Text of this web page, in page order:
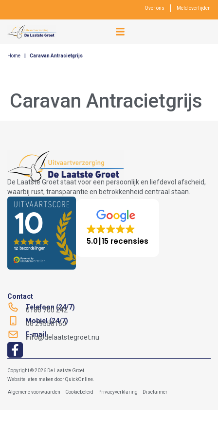
Over ons Meld overlijden
Home Caravan Antracietgrijs
Caravan Antracietgrijs
De Laatste Groet staat voor een persoonlijk en liefdevol afscheid,
waarbij rust, transparantie en betrokkenheid centraal staan.
5.0 15 recensies
Contact
Telefoon (24/7)
0186 700 242
Mobiel (24/7)
06 29558160
E-mail
info@delaatstegroet.nu
Copyright © 2026 De Laatste Groet
Website laten maken doorQuickOnline
Algemene voorwaarden Cookiebeleid Privacyverklaring Disclaimer